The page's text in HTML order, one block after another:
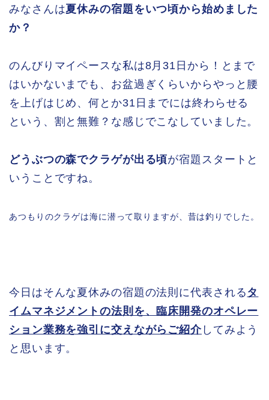
みなさんは夏休みの宿題をいつ頃から始めました
か？
のんびりマイペースな私は8月31日から！とまで
はいかないまでも、お盆過ぎくらいからやっと腰
を上げはじめ、何とか31日までには終わらせる
という、割と無難？な感じでこなしていました。
どうぶつの森でクラゲが出る頃が宿題スタートと
いうことですね。
あつもりのクラゲは海に潜って取りますが、昔は釣りでした。
今日はそんな夏休みの宿題の法則に代表される タ
イムマネジメントの法則を、臨床開発のオペレー
ション業務を強引に交えながらご紹介してみよう
と思います。